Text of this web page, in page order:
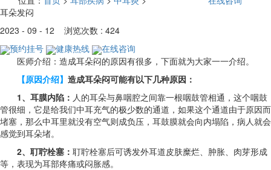
耳朵发闷
2023 - 09 - 12 浏览次数 : 424
预约挂号
健康热线
在线咨询
医师介绍：造成耳朵闷的原因有很多，下面就为大家一一介绍。
【原因介绍】 造成耳朵闷可能有以下几种原因：
1、耳膜内陷： 人的耳朵与鼻咽腔之间靠一根咽鼓管相通，这个咽鼓
管很细，它是给我们中耳充气的极少数的通道，如果这个通道由于原因而
堵塞，那么中耳里就没有空气则成负压，耳鼓膜就会向内塌陷，病人就会
感觉到耳朵堵。
2、耵聍栓塞： 耵聍栓塞后可诱发外耳道皮肤糜烂、肿胀、肉芽形成
等，表现为耳部疼痛或闷胀感。